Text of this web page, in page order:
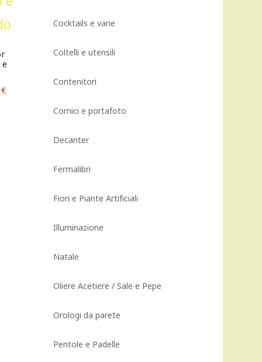
€
Cocktails e varie
Coltelli e utensili
Contenitori
Cornici e portafoto
Decanter
Fermalibri
Fiori e Piante Artificiali
Illuminazione
Natale
Oliere Acetiere / Sale e Pepe
Orologi da parete
Pentole e Padelle